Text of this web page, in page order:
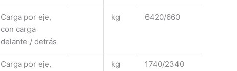
Carga por eje,
con carga
delante / detrás
kg 6420/660
Carga por eje,
kg 1740/2340